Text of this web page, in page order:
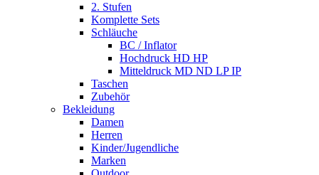
2. Stufen
Komplette Sets
Schläuche
BC / Inflator
Hochdruck HD HP
Mitteldruck MD ND LP IP
Taschen
Zubehör
Bekleidung
Damen
Herren
Kinder/Jugendliche
Marken